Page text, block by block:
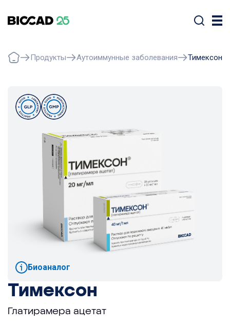
Продукты Аутоиммунные заболевания Тимексон
Тимексон
Глатирамера ацетат
Биоаналог